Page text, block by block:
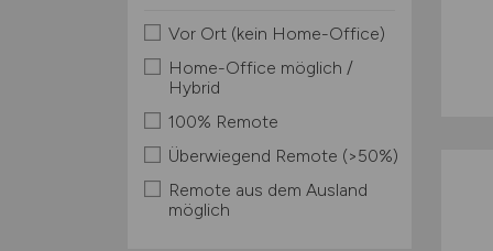
Vor Ort (kein Home-Office)
Home-Office möglich /
Hybrid
100% Remote
Überwiegend Remote (>50%)
Remote aus dem Ausland
möglich